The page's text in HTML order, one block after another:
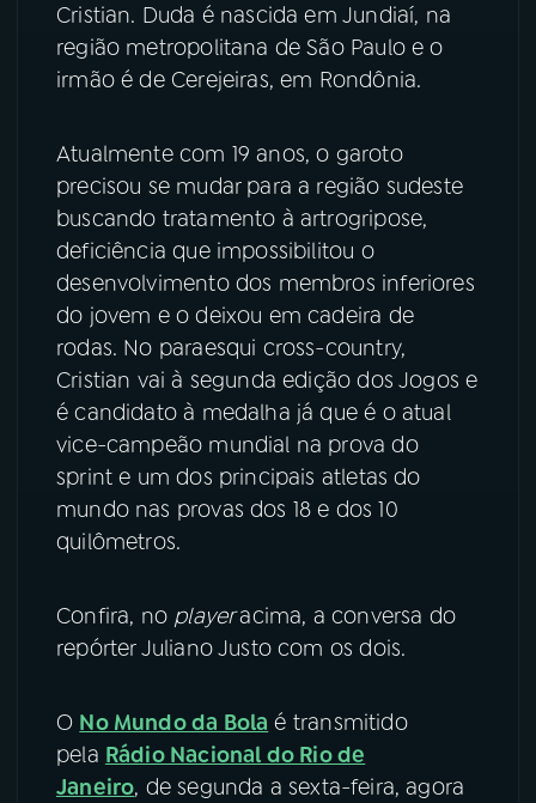
Cristian. Duda é nascida em Jundiaí, na
região metropolitana de São Paulo e o
irmão é de Cerejeiras, em Rondônia.
Atualmente com 19 anos, o garoto
precisou se mudar para a região sudeste
buscando tratamento à artrogripose,
deficiência que impossibilitou o
desenvolvimento dos membros inferiores
do jovem e o deixou em cadeira de
rodas. No paraesqui cross-country,
Cristian vai à segunda edição dos Jogos e
é candidato à medalha já que é o atual
vice-campeão mundial na prova do
sprint e um dos principais atletas do
mundo nas provas dos 18 e dos 10
quilômetros.
Confira, no playeracima, a conversa do
repórter Juliano Justo com os dois.
O No Mundo da Bola é transmitido
pela Rádio Nacional do Rio de
Janeiro, de segunda a sexta-feira, agora